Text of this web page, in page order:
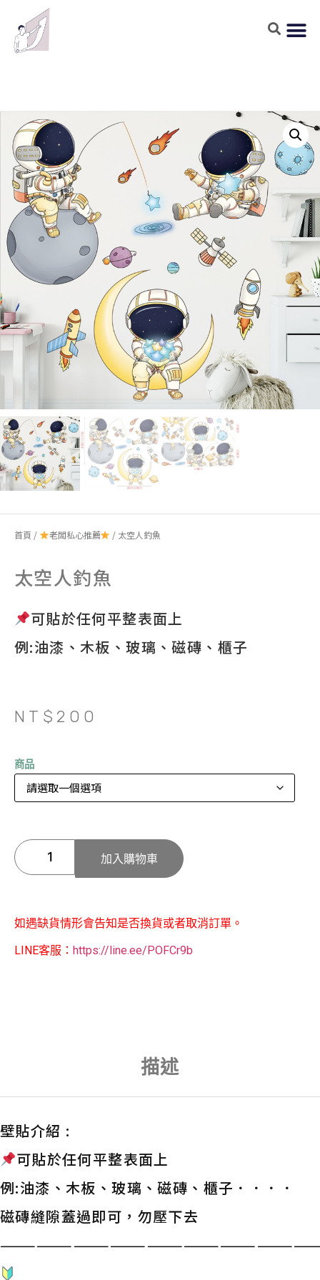
首頁 / 老闆私心推薦 / 太空人釣魚
太空人釣魚
可貼於任何平整表面上
例:油漆、木板、玻璃、磁磚、櫃子
NT$ 200
商品
加入購物車
如遇缺貨情形會告知是否換貨或者取消訂單。
LINE客服： https://line.ee/POFCr9b
描述
壁貼介紹 :
可貼於任何平整表面上
例:油漆、木板、玻璃、磁磚、櫃子．．．．
磁磚縫隙蓋過即可，勿壓下去